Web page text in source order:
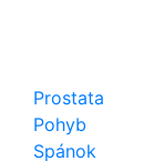
Prostata
Pohyb
Spánok